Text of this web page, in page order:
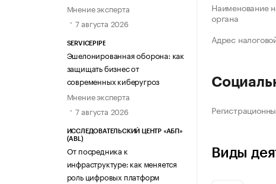
Мнение эксперта
7 августа 2026
SERVICEPIPE
Эшелонированная оборона: как
защищать бизнес от
современных киберугроз
Мнение эксперта
7 августа 2026
ИССЛЕДОВАТЕЛЬСКИЙ ЦЕНТР «АБП»
(ABL)
От посредника к
инфраструктуре: как меняется
роль цифровых платформ
Наименование
органа
Адрес
Виды